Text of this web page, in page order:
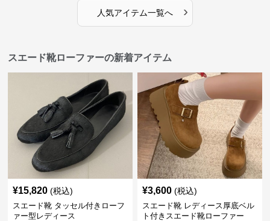
人気アイテム一覧へ ›
スエード靴ローファーの新着アイテム
¥15,820 (税込)
スエード靴 タッセル付きローフ
ァー型レディース
¥3,600 (税込)
スエード靴 レディース厚底ベル
ト付きスエード靴ローファー